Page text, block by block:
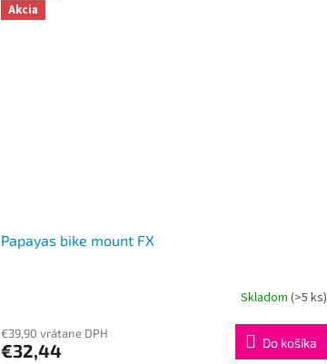
Akcia
Papayas bike mount FX
Skladom (>5 ks)
€39,90 vrátane DPH
€32,44 Do košíka